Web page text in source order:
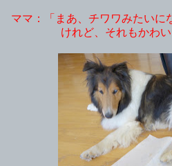
ママ：「まあ、チワワみたいに
けれど、それもかわい